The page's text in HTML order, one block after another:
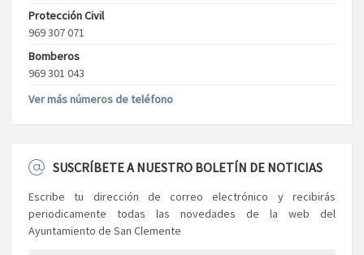
Protección Civil
969 307 071
Bomberos
969 301 043
Ver más números de teléfono
SUSCRÍBETE A NUESTRO BOLETÍN DE NOTICIAS
Escribe tu dirección de correo electrónico y recibirás
periodicamente todas las novedades de la web del
Ayuntamiento de San Clemente